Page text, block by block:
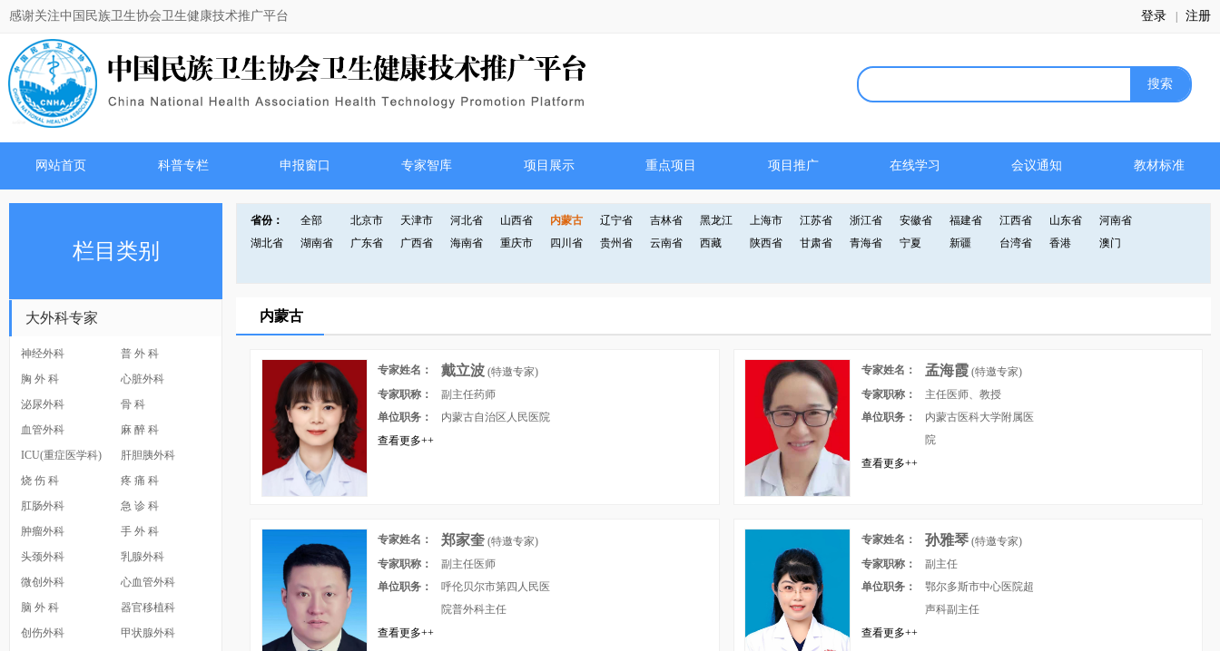
感谢关注中国民族卫生协会卫生健康技术推广平台 登录 注册
网站首页 科普专栏 申报窗口 专家智库 项目展示 重点项目 项目推广 在线学习 会议通知 教材标准
栏目类别
大外科专家
神经外科
普 外 科
胸 外 科
心脏外科
泌尿外科
骨 科
血管外科
麻 醉 科
ICU(重症医学科)
肝胆胰外科
烧 伤 科
疼 痛 科
肛肠外科
急 诊 科
肿瘤外科
手 外 科
头颈外科
乳腺外科
微创外科
心血管外科
脑 外 科
器官移植科
创伤外科
甲状腺外科
省份： 全部 北京市 天津市 河北省 山西省 内蒙古 辽宁省 吉林省 黑龙江 上海市 江苏省 浙江省 安徽省 福建省 江西省 山东省
河南省
湖北省
湖南省 广东省 广西省 海南省 重庆市 四川省 贵州省 云南省 西藏 陕西省 甘肃省 青海省 宁夏 新疆 台湾省 香港 澳门
内蒙古
专家姓名： 戴立波 (特邀专家)
专家职称：
副主任药师
单位职务：
内蒙古自治区人民医院
查看更多++
专家姓名： 孟海霞(特邀专家)
专家职称：
主任医师、教授
单位职务：
内蒙古医科大学附属医
院
查看更多++
专家姓名： 郑家奎 (特邀专家)
专家职称：
副主任医师
单位职务：
呼伦贝尔市第四人民医
院普外科主任
查看更多++
专家姓名： 孙雅琴(特邀专家)
专家职称：
副主任
单位职务：
鄂尔多斯市中心医院超
声科副主任
查看更多++